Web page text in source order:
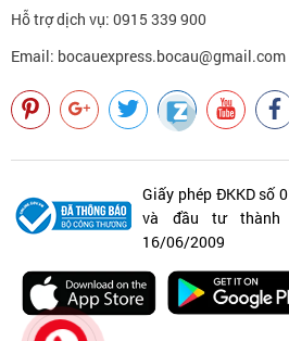
Hỗ trợ dịch vụ: 0915 339 900
Email: bocauexpress.bocau@gmail.com
Giấy phép ĐKKD số
và đầu tư thành
16/06/2009